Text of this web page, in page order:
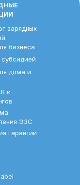
дома и
бизнеса
зарядных
ЭЗС
гарантии
и